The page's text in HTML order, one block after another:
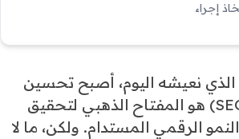
إجراء
نعيشه اليوم، أصبح تحسين
محركات البحث (SEO) هو المفتاح الذهبي لتحقيق
الرقمي المستدام. ولكن، ما لا